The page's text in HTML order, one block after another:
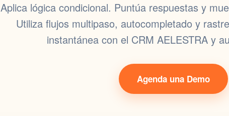
Aplica lógica condicional. Puntúa respuestas y
Utiliza flujos multipaso, autocompletado y
instantánea con el CRM AELESTRAy
Agenda una Demo